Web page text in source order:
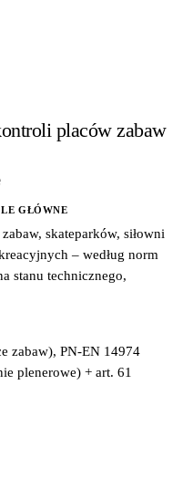
placów zabaw
GŁÓWNE
skateparków, siłowni
– według norm
stanu technicznego,
zabaw), PN-EN 14974
plenerowe) + art. 61